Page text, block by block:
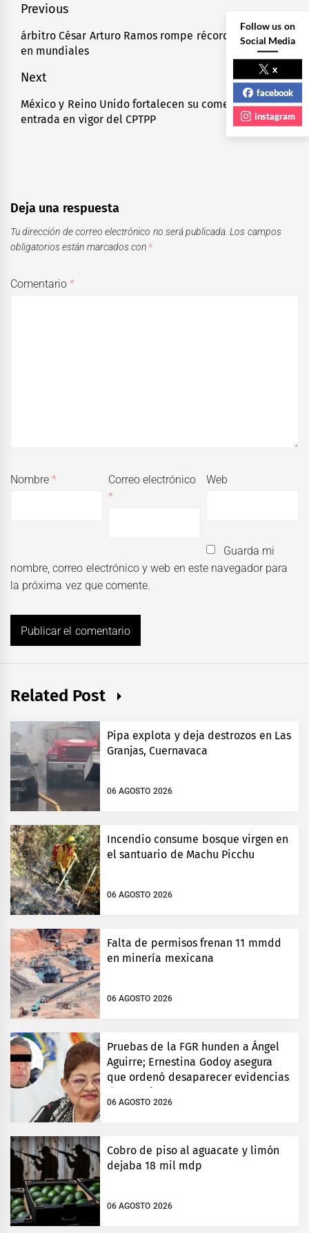
Navegación
de
entradas
Previous
Previous
post:
árbitro César Arturo Ramos rompe récord mexicano,
en mundiales
Next
Next
post:
México y Reino Unido fortalecen su comercio con
entrada en vigor del CPTPP
Deja una respuesta
Tu dirección de correo electrónico no será publicada. Los campos
obligatorios están marcados con *
Comentario*
Nombre*
Correo electrónico
*
Web
Guarda mi
nombre, correo electrónico y web en este navegador para
la próxima vez que comente.
Related Post
Pipa explota y deja destrozos en Las
Granjas, Cuernavaca
06 AGOSTO 2026
Incendio consume bosque virgen en
el santuario de Machu Picchu
06 AGOSTO 2026
Falta de permisos frenan 11 mmdd
en minería mexicana
06 AGOSTO 2026
Pruebas de la FGR hunden a Ángel
Aguirre; Ernestina Godoy asegura
que ordenó desaparecer evidencias
de Ayotzinapa
06 AGOSTO 2026
Cobro de piso al aguacate y limón
dejaba 18 mil mdp
06 AGOSTO 2026
Follow us on
Social Media
x
facebook
instagram